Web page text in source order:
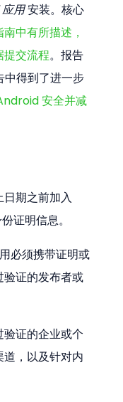
用 安装。核心
中有所描述，
提交流程。报告
得到了进一步
安全并减
期之前加入
证明信息。
必须携带证明或
证的发布者或
证的企业或个
，以及针对内